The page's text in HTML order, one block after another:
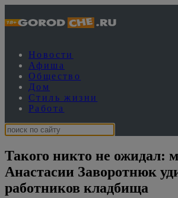
Новости
Афиша
Общество
Дом
Стиль жизни
Работа
Такого никто не ожидал:
Анастасии Заворотнюк
работников кладбища